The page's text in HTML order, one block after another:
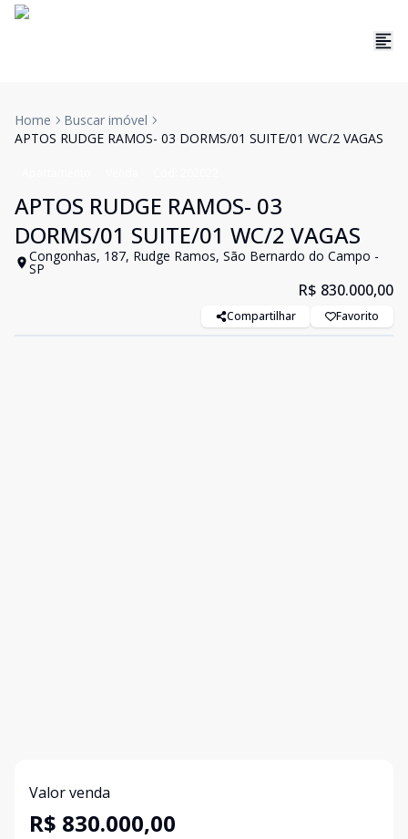
Home
Buscar imóvel
APTOS RUDGE RAMOS- 03 DORMS/01 SUITE/01 WC/2 VAGAS
APTOS RUDGE RAMOS- 03
DORMS/01 SUITE/01 WC/2 VAGAS
Congonhas, 187, Rudge Ramos, São Bernardo do Campo -
SP
R$ 830.000,00
Compartilhar Favorito
Valor venda
R$ 830.000,00